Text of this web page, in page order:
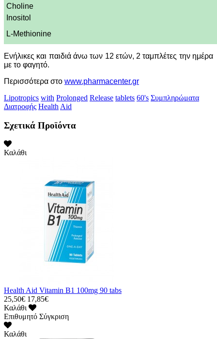
Choline
Inositol
L-Methionine
Ενήλικες και παιδιά άνω των 12 ετών, 2 ταμπλέτες την ημέρα
με το φαγητό.
Περισσότερα στο www.pharmacenter.gr
Lipotropics with Prolonged Release tablets 60's Συμπληρώματα
Διατροφής Health Aid
Σχετικά Προϊόντα
Καλάθι
Health Aid Vitamin B1 100mg 90 tabs
25,50€ 17,85€
Καλάθι
Επιθυμητό Σύγκριση
Καλάθι